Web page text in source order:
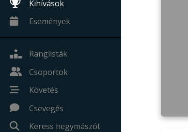
Kihívások
Események
Ranglisták
Csoportok
Követés
Csevegés
Keress hegymászót